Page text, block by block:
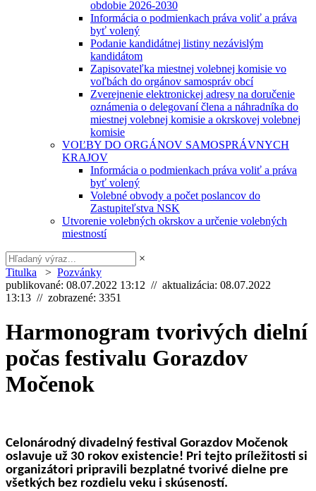
obdobie 2026-2030
Informácia o podmienkach práva voliť a práva
byť volený
Podanie kandidátnej listiny nezávislým
kandidátom
Zapisovateľka miestnej volebnej komisie vo
voľbách do orgánov samospráv obcí
Zverejnenie elektronickej adresy na doručenie
oznámenia o delegovaní člena a náhradníka do
miestnej volebnej komisie a okrskovej volebnej
komisie
VOĽBY DO ORGÁNOV SAMOSPRÁVNYCH
KRAJOV
Informácia o podmienkach práva voliť a práva
byť volený
Volebné obvody a počet poslancov do
Zastupiteľstva NSK
Utvorenie volebných okrskov a určenie volebných
miestností
×
Titulka > Pozvánky
publikované: 08.07.2022 13:12 // aktualizácia: 08.07.2022
13:13 // zobrazené: 3351
Harmonogram tvorivých dielní
počas festivalu Gorazdov
Močenok
Celonárodný divadelný festival Gorazdov Močenok
oslavuje už 30 rokov existencie! Pri tejto príležitosti si
organizátori pripravili bezplatné tvorivé dielne pre
všetkých bez rozdielu veku i skúseností.